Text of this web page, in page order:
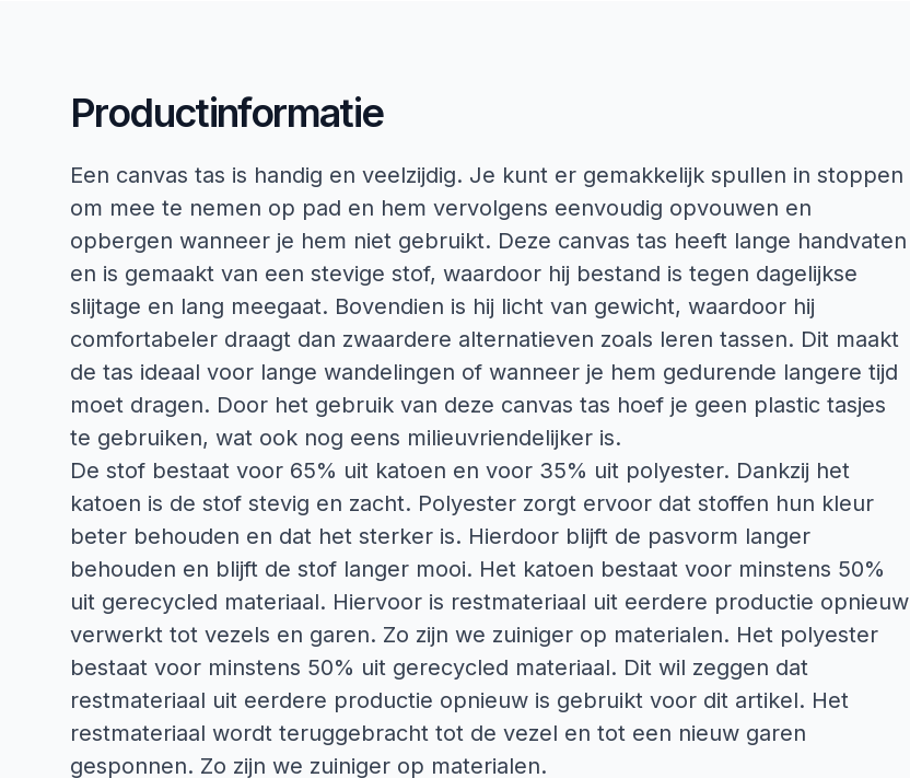
Productinformatie
Een canvas tas is handig en veelzijdig. Je kunt er gemakkelijk spullen in stoppen
om mee te nemen op pad en hem vervolgens eenvoudig opvouwen en
opbergen wanneer je hem niet gebruikt. Deze canvas tas heeft lange handvaten
en is gemaakt van een stevige stof, waardoor hij bestand is tegen dagelijkse
slijtage en lang meegaat. Bovendien is hij licht van gewicht, waardoor hij
comfortabeler draagt dan zwaardere alternatieven zoals leren tassen. Dit maakt
de tas ideaal voor lange wandelingen of wanneer je hem gedurende langere tijd
moet dragen. Door het gebruik van deze canvas tas hoef je geen plastic tasjes
te gebruiken, wat ook nog eens milieuvriendelijker is.
De stof bestaat voor 65% uit katoen en voor 35% uit polyester. Dankzij het
katoen is de stof stevig en zacht. Polyester zorgt ervoor dat stoffen hun kleur
beter behouden en dat het sterker is. Hierdoor blijft de pasvorm langer
behouden en blijft de stof langer mooi. Het katoen bestaat voor minstens 50%
uit gerecycled materiaal. Hiervoor is restmateriaal uit eerdere productie opnieuw
verwerkt tot vezels en garen. Zo zijn we zuiniger op materialen. Het polyester
bestaat voor minstens 50% uit gerecycled materiaal. Dit wil zeggen dat
restmateriaal uit eerdere productie opnieuw is gebruikt voor dit artikel. Het
restmateriaal wordt teruggebracht tot de vezel en tot een nieuw garen
gesponnen. Zo zijn we zuiniger op materialen.